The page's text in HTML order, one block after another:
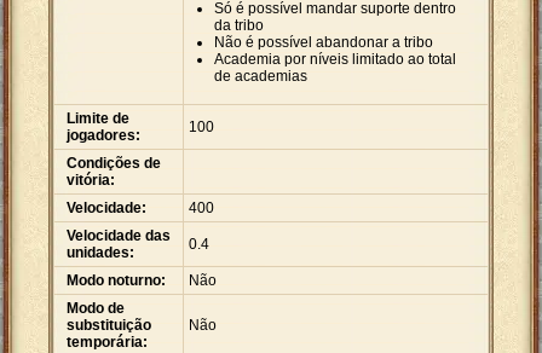
Só é possível mandar suporte dentro
da tribo
Não é possível abandonar a tribo
Academia por níveis limitado ao total
de academias
Limite de
jogadores:
100
Condições de
vitória:
Velocidade:
400
Velocidade das
unidades:
0.4
Modo noturno:
Não
Modo de
substituição
temporária:
Não